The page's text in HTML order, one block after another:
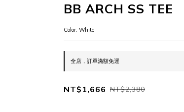
BB ARCH SS TEE
Color: White
全店，訂單滿額免運
NT$1,666 NT$2,380